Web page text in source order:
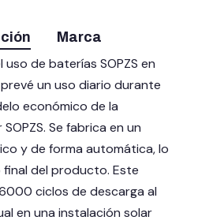
Marca
de baterías SOPZS en
un uso diario durante
económico de la
Se fabrica en un
y de forma automática, lo
del producto. Este
ciclos de descarga al
en una instalación solar